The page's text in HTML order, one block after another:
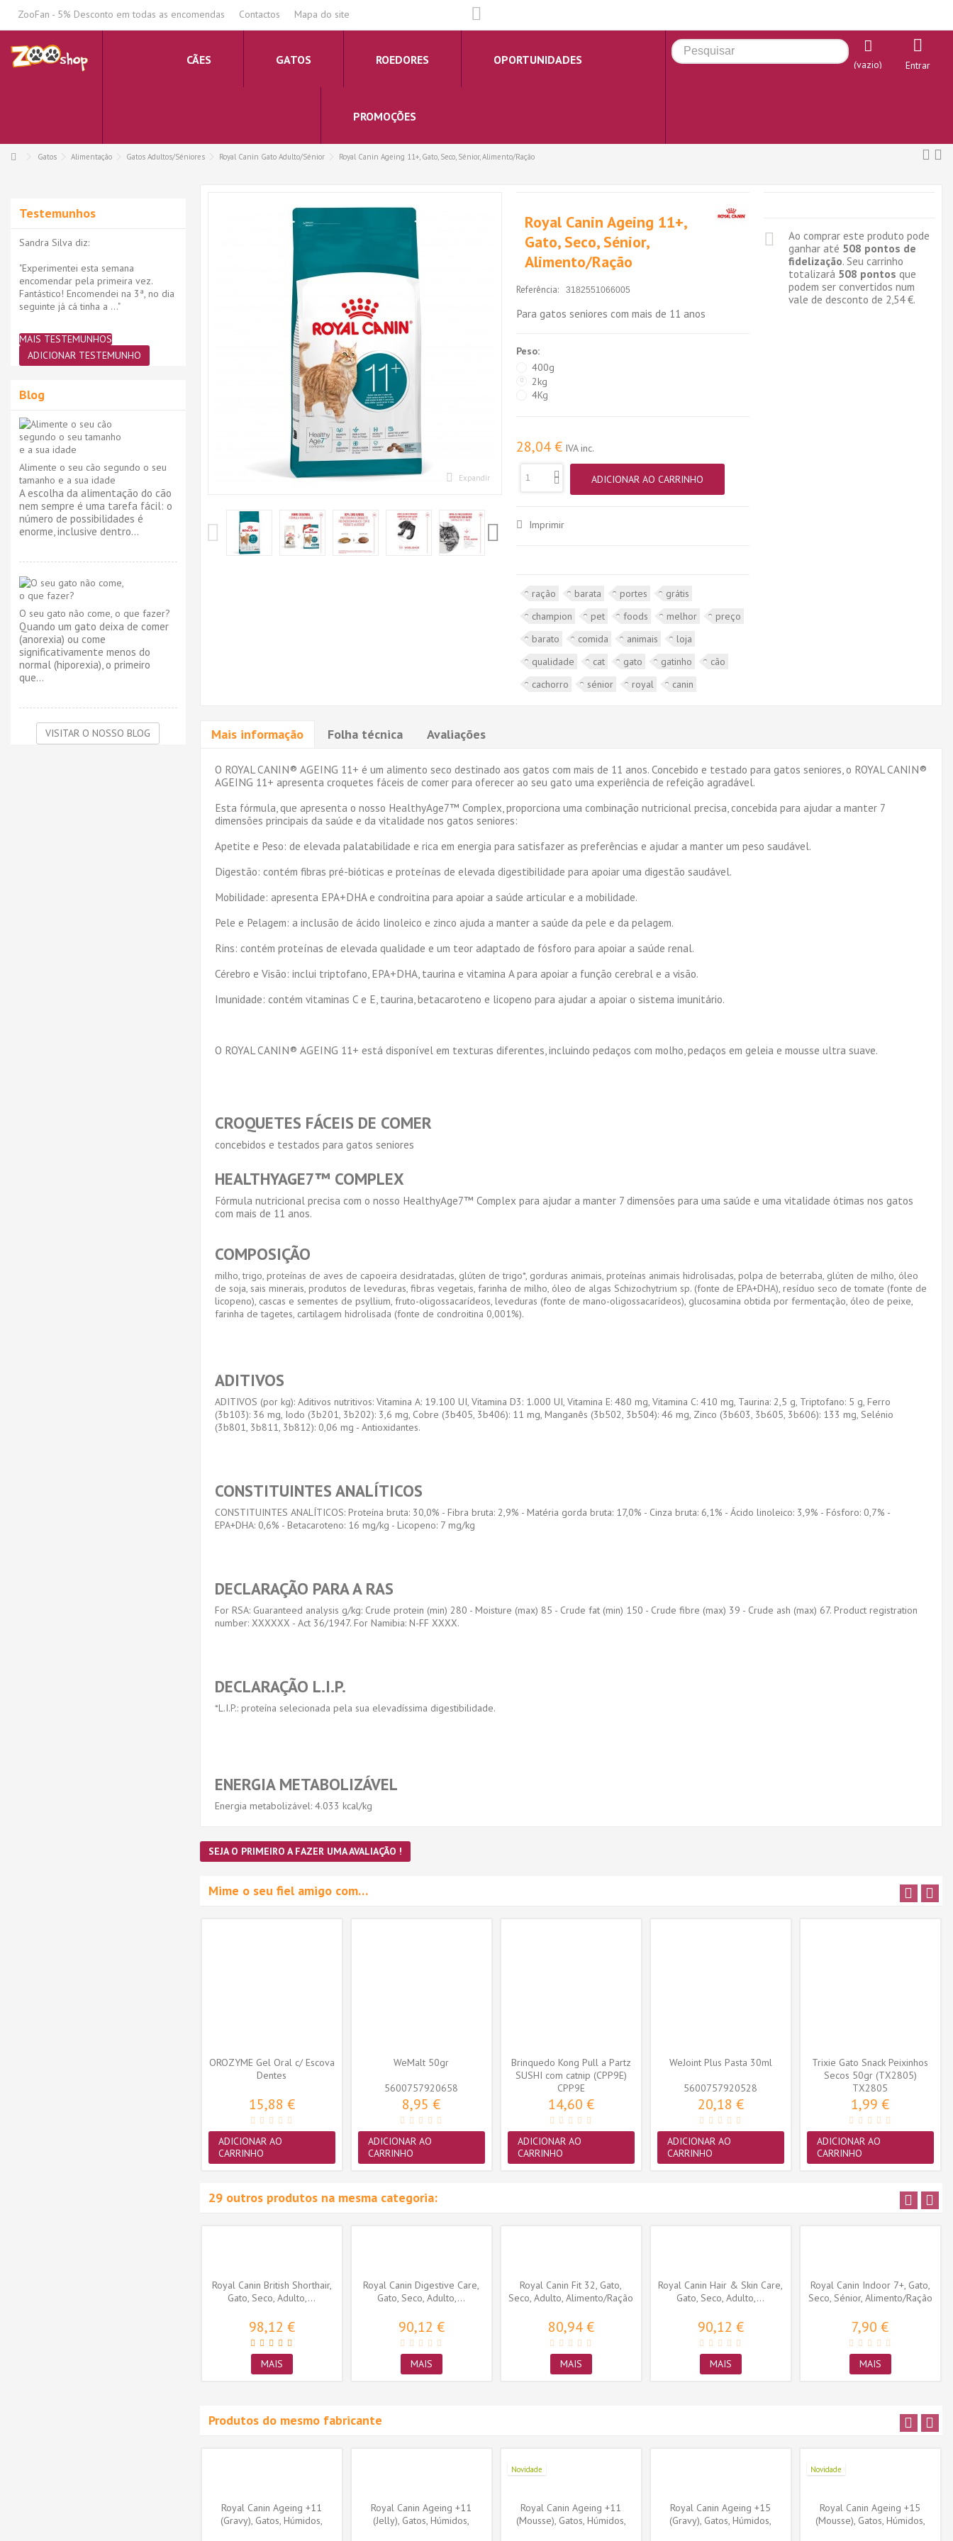
ZooFan - 5% Desconto em todas as encomendas Contactos Mapa do site
CÃES GATOS ROEDORES OPORTUNIDADES
PROMOÇÕES
(vazio) Entrar
Gatos Alimentação Gatos Adultos/Séniores Royal Canin Gato Adulto/Sénior Royal Canin Ageing 11+, Gato, Seco, Sénior, Alimento/Ração
Expandir
Royal Canin Ageing 11+,
Gato, Seco, Sénior,
Alimento/Ração
Referência: 3182551066005
Para gatos seniores com mais de 11 anos
Peso:
400g
2kg
4Kg
28,04 € IVA inc.
ADICIONAR AO CARRINHO
Imprimir
ração barata portes
grátis
champion
pet foods melhor
preço
barato
comida animais
loja
qualidade
cat gato gatinho
cão
cachorro
sénior royal canin
Ao comprar este produto pode
ganhar até 508 pontos de
fidelização. Seu carrinho
totalizará 508 pontos que
podem ser convertidos num
vale de desconto de 2,54 €.
Mais informação Folha técnica Avaliações
O ROYAL CANIN® AGEING 11+ é um alimento seco destinado aos gatos com mais de 11 anos. Concebido e testado para gatos seniores, o ROYAL CANIN®
AGEING 11+ apresenta croquetes fáceis de comer para oferecer ao seu gato uma experiência de refeição agradável.
Esta fórmula, que apresenta o nosso HealthyAge7™ Complex, proporciona uma combinação nutricional precisa, concebida para ajudar a manter 7
dimensões principais da saúde e da vitalidade nos gatos seniores:
Apetite e Peso: de elevada palatabilidade e rica em energia para satisfazer as preferências e ajudar a manter um peso saudável.
Digestão: contém fibras pré-bióticas e proteínas de elevada digestibilidade para apoiar uma digestão saudável.
Mobilidade: apresenta EPA+DHA e condroitina para apoiar a saúde articular e a mobilidade.
Pele e Pelagem: a inclusão de ácido linoleico e zinco ajuda a manter a saúde da pele e da pelagem.
Rins: contém proteínas de elevada qualidade e um teor adaptado de fósforo para apoiar a saúde renal.
Cérebro e Visão: inclui triptofano, EPA+DHA, taurina e vitamina A para apoiar a função cerebral e a visão.
Imunidade: contém vitaminas C e E, taurina, betacaroteno e licopeno para ajudar a apoiar o sistema imunitário.
O ROYAL CANIN® AGEING 11+ está disponível em texturas diferentes, incluindo pedaços com molho, pedaços em geleia e mousse ultra suave.
CROQUETES FÁCEIS DE COMER
concebidos e testados para gatos seniores
HEALTHYAGE7™ COMPLEX
Fórmula nutricional precisa com o nosso HealthyAge7™ Complex para ajudar a manter 7 dimensões para uma saúde e uma vitalidade ótimas nos gatos
com mais de 11 anos.
COMPOSIÇÃO
milho, trigo, proteínas de aves de capoeira desidratadas, glúten de trigo*, gorduras animais, proteínas animais hidrolisadas, polpa de beterraba, glúten de milho, óleo
de soja, sais minerais, produtos de leveduras, fibras vegetais, farinha de milho, óleo de algas Schizochytrium sp. (fonte de EPA+DHA), resíduo seco de tomate (fonte de
licopeno), cascas e sementes de psyllium, fruto-oligossacarídeos, leveduras (fonte de mano-oligossacarídeos), glucosamina obtida por fermentação, óleo de peixe,
farinha de tagetes, cartilagem hidrolisada (fonte de condroitina 0,001%).
ADITIVOS
ADITIVOS (por kg): Aditivos nutritivos: Vitamina A: 19.100 UI, Vitamina D3: 1.000 UI, Vitamina E: 480 mg, Vitamina C: 410 mg, Taurina: 2,5 g, Triptofano: 5 g, Ferro
(3b103): 36 mg, Iodo (3b201, 3b202): 3,6 mg, Cobre (3b405, 3b406): 11 mg, Manganês (3b502, 3b504): 46 mg, Zinco (3b603, 3b605, 3b606): 133 mg, Selénio
(3b801, 3b811, 3b812): 0,06 mg - Antioxidantes.
CONSTITUINTES ANALÍTICOS
CONSTITUINTES ANALÍTICOS: Proteína bruta: 30,0% - Fibra bruta: 2,9% - Matéria gorda bruta: 17,0% - Cinza bruta: 6,1% - Ácido linoleico: 3,9% - Fósforo: 0,7% -
EPA+DHA: 0,6% - Betacaroteno: 16 mg/kg - Licopeno: 7 mg/kg
DECLARAÇÃO PARA A RAS
For RSA: Guaranteed analysis g/kg: Crude protein (min) 280 - Moisture (max) 85 - Crude fat (min) 150 - Crude fibre (max) 39 - Crude ash (max) 67. Product registration
number: XXXXXX - Act 36/1947. For Namibia: N-FF XXXX.
DECLARAÇÃO L.I.P.
*L.I.P.: proteína selecionada pela sua elevadíssima digestibilidade.
ENERGIA METABOLIZÁVEL
Energia metabolizável: 4.033 kcal/kg
SEJA O PRIMEIRO A FAZER UMA AVALIAÇÃO !
Mime o seu fiel amigo com…
OROZYME Gel Oral c/ Escova
Dentes
15,88 €
ADICIONAR AO
CARRINHO
WeMalt 50gr
5600757920658
8,95 €
ADICIONAR AO
CARRINHO
Brinquedo Kong Pull a Partz
SUSHI com catnip (CPP9E)
CPP9E
14,60 €
ADICIONAR AO
CARRINHO
WeJoint Plus Pasta 30ml
5600757920528
20,18 €
ADICIONAR AO
CARRINHO
Trixie Gato Snack Peixinhos
Secos 50gr (TX2805)
TX2805
1,99 €
ADICIONAR AO
CARRINHO
29 outros produtos na mesma categoria:
Royal Canin British Shorthair,
Gato, Seco, Adulto,...
98,12 €
MAIS
Royal Canin Digestive Care,
Gato, Seco, Adulto,...
90,12 €
MAIS
Royal Canin Fit 32, Gato,
Seco, Adulto, Alimento/Ração
80,94 €
MAIS
Royal Canin Hair & Skin Care,
Gato, Seco, Adulto,...
90,12 €
MAIS
Royal Canin Indoor 7+, Gato,
Seco, Sénior, Alimento/Ração
7,90 €
MAIS
Produtos do mesmo fabricante
Royal Canin Ageing +11
(Gravy), Gatos, Húmidos,
Royal Canin Ageing +11
(Jelly), Gatos, Húmidos,
Novidade
Royal Canin Ageing +11
(Mousse), Gatos, Húmidos,
Royal Canin Ageing +15
(Gravy), Gatos, Húmidos,
Novidade
Royal Canin Ageing +15
(Mousse), Gatos, Húmidos,
Testemunhos
Sandra Silva diz:
"Experimentei esta semana
encomendar pela primeira vez.
Fantástico! Encomendei na 3ª, no dia
seguinte já cá tinha a ..."
MAIS TESTEMUNHOS
ADICIONAR TESTEMUNHO
Blog
Alimente o seu cão segundo o seu
tamanho e a sua idade
A escolha da alimentação do cão
nem sempre é uma tarefa fácil: o
número de possibilidades é
enorme, inclusive dentro...
O seu gato não come, o que fazer?
Quando um gato deixa de comer
(anorexia) ou come
significativamente menos do
normal (hiporexia), o primeiro
que...
VISITAR O NOSSO BLOG